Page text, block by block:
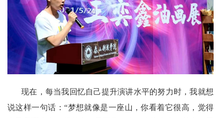
现在，每当我回忆自己提升演讲水平的努力时，我就想
说这样一句话：“梦想就像是一座山，你看着它很高，觉得